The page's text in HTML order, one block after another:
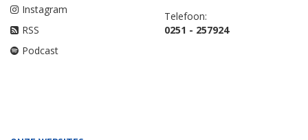
Instagram
RSS
Podcast
Telefoon:
0251 - 257924